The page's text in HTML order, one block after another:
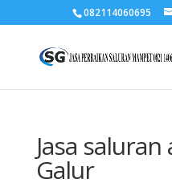
082114060695
Jasa
Galur